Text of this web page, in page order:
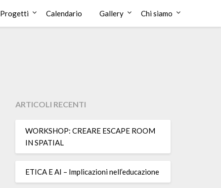
Progetti Calendario Gallery Chi siamo
ARTICOLI RECENTI
WORKSHOP: CREARE ESCAPE ROOM
IN SPATIAL
ETICA E AI – Implicazioni nell’educazione